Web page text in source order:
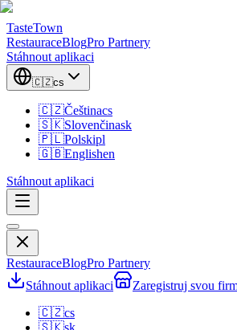
TasteTown
RestauraceBlogPro Partnery
Stáhnout aplikaci
🇨🇿cs
🇨🇿Češtinacs
🇸🇰Slovenčinask
🇵🇱Polskipl
🇬🇧Englishen
Stáhnout aplikaci
RestauraceBlogPro Partnery
Stáhnout aplikaci
Zaregistruj svou
🇨🇿cs
🇸🇰sk